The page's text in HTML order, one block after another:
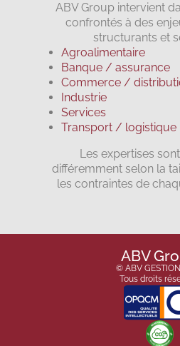
ABV Group intervient
confrontés à des
structurants et
Agroalimentaire
Banque / assurance
Commerce /
Industrie
Services
Transport / logistique
Les expertises
différemment selon la
les contraintes de
ABV
© ABV
Tous droits